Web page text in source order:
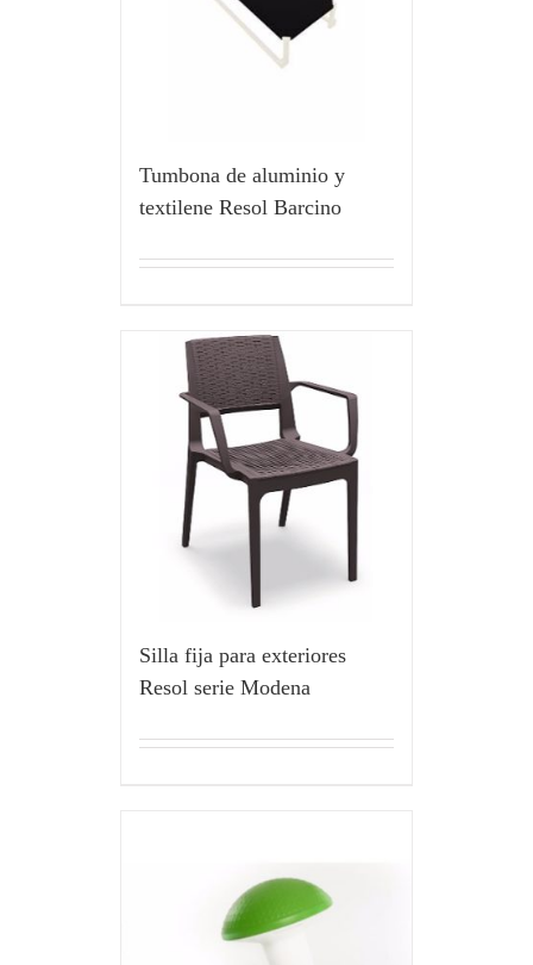
Tumbona de aluminio y
textilene Resol Barcino
Silla fija para exteriores
Resol serie Modena